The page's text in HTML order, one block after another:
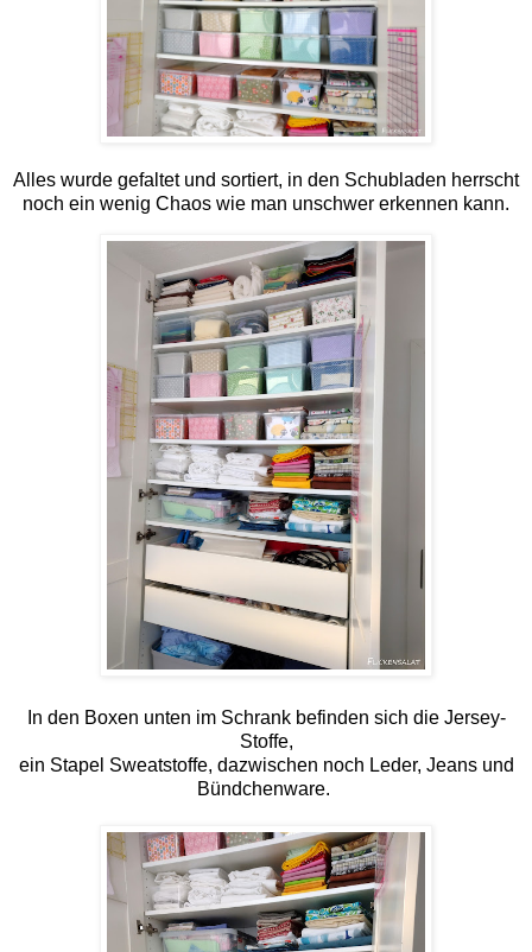
Alles wurde gefaltet und sortiert, in den Schubladen herrscht
noch ein wenig Chaos wie man unschwer erkennen kann.
In den Boxen unten im Schrank befinden sich die Jersey-
Stoffe,
ein Stapel Sweatstoffe, dazwischen noch Leder, Jeans und
Bündchenware.